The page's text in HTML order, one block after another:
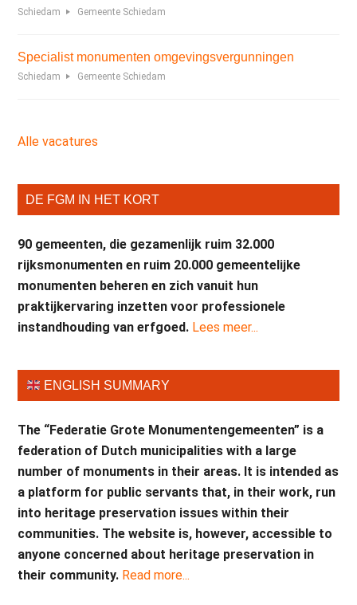
Schiedam Gemeente Schiedam
Specialist monumenten omgevingsvergunningen
Schiedam Gemeente Schiedam
Alle vacatures
DE FGM IN HET KORT
90 gemeenten, die gezamenlijk ruim 32.000
rijksmonumenten en ruim 20.000 gemeentelijke
monumenten beheren en zich vanuit hun
praktijkervaring inzetten voor professionele
instandhouding van erfgoed. Lees meer...
ENGLISH SUMMARY
The “Federatie Grote Monumentengemeenten” is a
federation of Dutch municipalities with a large
number of monuments in their areas. It is intended as
a platform for public servants that, in their work, run
into heritage preservation issues within their
communities. The website is, however, accessible to
anyone concerned about heritage preservation in
their community. Read more...